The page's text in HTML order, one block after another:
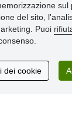
cookie
Privacy
del sito,
Puoi
dei cookie